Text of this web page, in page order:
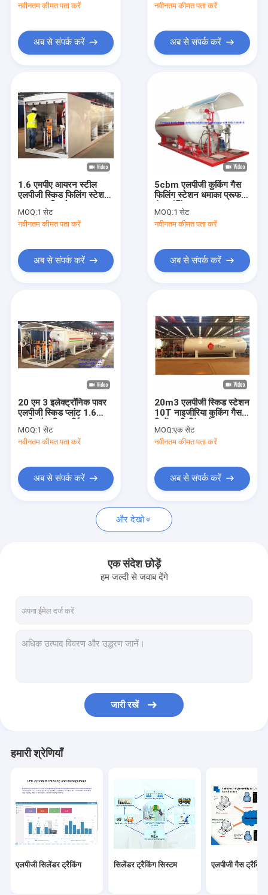
हमारे बारे में
कारखाना भ्रमण
संपर्क करें
सिलेंडर ट्रैकिंग सिस्टम
एलपीजी गैस सिलेंडर भरने की मशीन
सिलेंडर भरने का पैमाना
एलपीजी टैंक स्तर गेज
हॉट एयर सीलिंग मशीन
एलपीजी गैस पंप
नवीनतम कीमत पता करें
अब से संपर्क करें
नवीनतम कीमत पता करें
अब से संपर्क करें
1.6 एमपीए आयरन स्टील
एलपीजी स्किड फिलिंग स्टेशन
20 एम 3 विस्फोटक सबूत
MOQ:1 सेट
नवीनतम कीमत पता करें
अब से संपर्क करें
5cbm एलपीजी कुकिंग गैस
फिलिंग स्टेशन धमाका प्रूफ
इंटरलॉकिंग
MOQ:1 सेट
नवीनतम कीमत पता करें
अब से संपर्क करें
20 एम 3 इलेक्ट्रॉनिक पावर
एलपीजी स्किड प्लांट 1.6
एमपीए गैस डिस्चार्जिंग
MOQ:1 सेट
नवीनतम कीमत पता करें
अब से संपर्क करें
20m3 एलपीजी स्किड स्टेशन
10T नाइजीरिया कुकिंग गैस
सिलेंडर फिलिंग स्टेशन
MOQ:एक सेट
नवीनतम कीमत पता करें
अब से संपर्क करें
और देखो
एक संदेश छोड़ें
हम जल्दी से जवाब देंगे
जारी रखें
हमारी श्रेणियाँ
एलपीजी सिलेंडर ट्रैकिंग सिलेंडर ट्रैकिंग सिस्टम एलपीजी गैस ट्रैकिंग